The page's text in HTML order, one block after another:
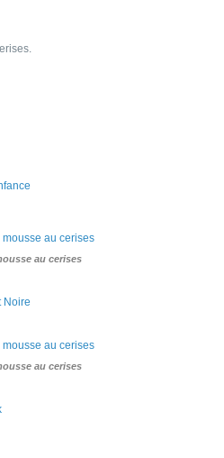
au cerises
au cerises